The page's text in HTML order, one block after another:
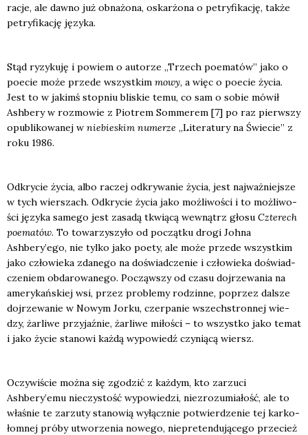
racje, ale daw­no już obna­żo­na, oskar­żo­na o petry­fi­ka­cję, tak­że
petry­fi­ka­cję języ­ka.
Stąd ryzy­ku­ję i powiem o auto­rze „Trzech poema­tów” jako o
poecie może przede wszyst­kim mowy, a więc o poecie życia.
Jest to w jakimś stop­niu bli­skie temu, co sam o sobie mówił
Ash­be­ry w roz­mo­wie z Pio­trem Som­me­rem [7] po raz pierw­szy
opu­bli­ko­wa­nej w nie­bie­skim nume­rze „Lite­ra­tu­ry na Świe­cie” z
roku 1986.
Odkry­cie życia, albo raczej odkry­wa­nie życia, jest naj­waż­niej­sze
w tych wier­szach. Odkry­cie życia jako moż­li­wo­ści i to moż­li­wo­
ści języ­ka same­go jest zasa­dą tkwią­cą wewnątrz gło­su Czte­rech
poema­tów. To towa­rzy­szy­ło od począt­ku dro­gi Joh­na
Ashbery’ego, nie tyl­ko jako poety, ale może przede wszyst­kim
jako czło­wie­ka zda­ne­go na doświad­cze­nie i czło­wie­ka doświad­
cze­niem obda­ro­wa­ne­go. Począw­szy od cza­su doj­rze­wa­nia na
ame­ry­kań­skiej wsi, przez pro­ble­my rodzin­ne, poprzez dal­sze
doj­rze­wa­nie w Nowym Jor­ku, czer­pa­nie wszech­stron­nej wie­
dzy, żar­li­we przy­jaź­nie, żar­li­we miło­ści – to wszyst­ko jako temat
i jako życie sta­no­wi każ­dą wypo­wiedź czy­nią­cą wiersz.
Oczy­wi­ście moż­na się zgo­dzić z każ­dym, kto zarzu­ci
Ashbery’emu nie­czy­stość wypo­wie­dzi, nie­zro­zu­mia­łość, ale to
wła­śnie te zarzu­ty sta­no­wią wyłącz­nie potwier­dze­nie tej kar­ko­
łom­nej pró­by utwo­rze­nia nowe­go, nie­pre­ten­du­ją­ce­go prze­cież